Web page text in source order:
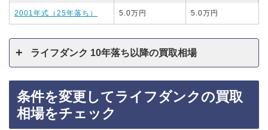
2001年式（25年落ち） 5.0万円 5.0万円
ライフダンク 10年落ち以降の買取相場
条件を変更してライフダンクの買取
相場をチェック